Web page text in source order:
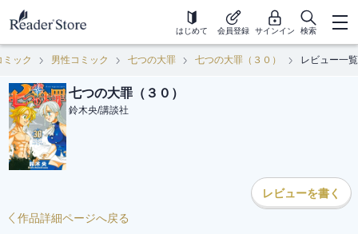
はじめて 会員登録 サインイン 検索
ミック 男性コミック 七つの大罪 七つの大罪（３０） レビュー一覧
七つの大罪（３０）
鈴木央/講談社
レビューを書く
作品詳細ページへ戻る